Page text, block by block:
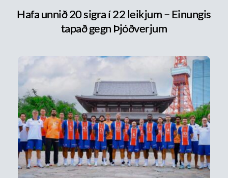
Hafa unnið 20 sigra í 22 leikjum – Einungis
tapað gegn Þjóðverjum